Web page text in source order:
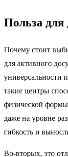
Польза для
Почему стоит
для активного
универсальности
такие центры
физической
даже на уровне
гибкость и
Во-вторых, это